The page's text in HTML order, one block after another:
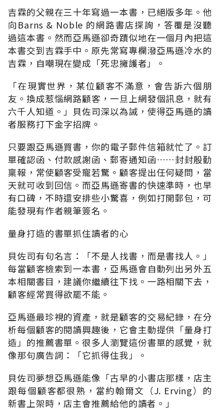
吉霖的父親在三十年寫過一本書，已絕版多年。他
向Barns & Noble 的網路書店探詢，答覆是沒聽
過這本書。然而亞馬遜卻奇蹟似地在一個月內把這
本書交到吉霖手中。原先常寫專欄潑亞馬遜冷水的
吉霖，自嘲現在變成「死忠擁護者」。
「在現實世界，某位顧客不滿意，會告訴六個朋
友。換成惹惱網路顧客，一旦上網發個訊息，就有
六千人知道。」貝佐司深以為誡，使得亞馬遜的讀
者服務打下金字招牌。
只要跟亞馬遜買書，你的電子郵件信箱就忙了。訂
單確認函、付款感謝函、郵寄通知函……封封殷勤
稟報，常使顧客受寵若驚。顧客提出任何疑問，當
天就可收到回信。而亞馬遜寄書的快速準時，也早
有口碑，不時還安排些小驚喜，例如打開郵包，可
能發現有作者親筆簽名。
量身打造的書單抓住讀者的心
貝佐司有句名言：「不是人找書，而是書找人。」
每當顧客檢索到一本書，亞馬遜會自動列出另外五
本相關書目，建議你繼續往下找。一路相關下去，
顧客經常買得欲罷不能。
亞馬遜最珍視的資產，就是顧客的交易紀錄，在分
析每個顧客的閱讀興趣後，它會主動提供「量身打
造」的推薦書單。很多人瀏覽這份書單的感覺，就
像那句廣告詞：「它抓得住我」。
貝佐司夢想亞馬遜能像「古早的小書店那樣，店主
跟每個顧客都很熟，當約翰爾文（J. Erving）的
新書上架時，店主會推薦給他的讀者。」